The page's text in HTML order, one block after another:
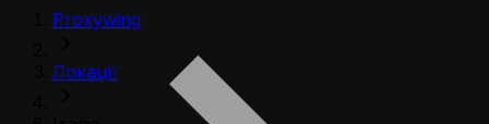
Proxywing
Локації